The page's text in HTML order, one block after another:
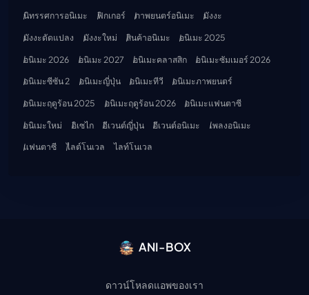
นิทรรศการอนิเมะ
ฟิกเกอร์ ภาพยนตร์อนิเมะ
มังงะ
มังงะดัดแปลง
มังงะใหม่ สินค้าอนิเมะ
อนิเมะ 2025
อนิเมะ 2026
อนิเมะ 2027 อนิเมะคลาสสิก
อนิเมะซัมเมอร์ 2026
อนิเมะซีซัน 2
อนิเมะญี่ปุ่น อนิเมะทีวี
อนิเมะภาพยนตร์
อนิเมะฤดูร้อน 2025
อนิเมะฤดูร้อน 2026
อนิเมะแฟนตาซี
อนิเมะใหม่
อิเซไก อีเวนต์ญี่ปุ่น อีเวนต์อนิเมะ
เพลงอนิเมะ
แฟนตาซี
ไลต์โนเวล ไลท์โนเวล
ANI-BOX
ดาวน์โหลดแอพของเรา